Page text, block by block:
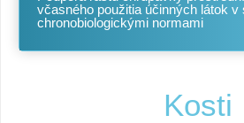
včasného použitia účinných látok v
chronobiologickými normami
Kosti